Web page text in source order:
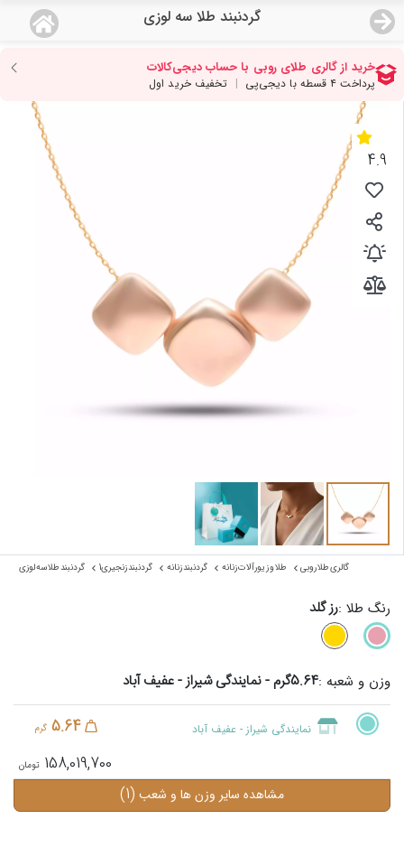
گردنبند طلا سه لوزی
منو
صفحه اصلی
دسته بندی محصولات
نمایندگی ها
مجله روبی
درباره ما
اعطای نمایندگی
4.9
گالری طلا روبی طلا و زیورآلات زنانه گردنبند زنانه گردنبند زنجیری1 گردنبند طلا سه لوزی
رنگ طلا :رز گلد
وزن و شعبه :5.64گرم - نمایندگی شیراز - عفیف آباد
نمایندگی شیراز - عفیف آباد 5.64 گرم
158,019,700
مشاهده سایر وزن ها و شعب (1)